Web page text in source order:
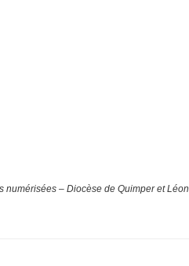
numérisées – Diocèse de Quimper et Léon